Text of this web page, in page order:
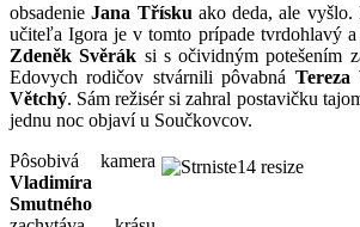
obsadenieJana Třísku ako deda, ale
učiteľa Igora je v tomto prípade tvrdohlavý
Zdeněk Svěrák si s očividným potešením
Edovych rodičov stvárnili pôvabná Tereza
Větchý. Sám režisér si zahral postavičku
jednu noc objaví u Součkovcov.
Pôsobivá kamera
Vladimíra
Smutného